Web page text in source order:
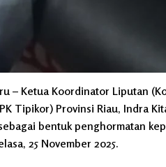
– Ketua Koordinator Liputan
Tipikor) Provinsi Riau, Indra
bentuk penghormatan
25 November 2025.